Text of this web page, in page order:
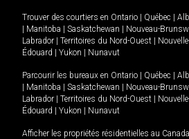
Trouver des courtiers en Ontario Québec
Manitoba Saskatchewan Nouveau-
Labrador
Territoires du Nord-Ouest
Édouard
Yukon Nunavut
Parcourir les bureaux en Ontario Québec
Manitoba Saskatchewan Nouveau-
Labrador
Territoires du Nord-Ouest
Édouard
Yukon Nunavut
Afficher les propriétés résidentielles au Canada